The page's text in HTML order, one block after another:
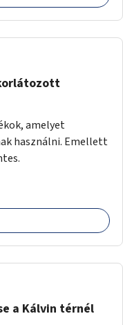
amelyet
használni. Emellett
a Kálvin térnél